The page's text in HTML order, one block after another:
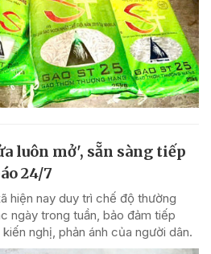
luôn mở', sẵn sàng tiếp
24/7
hiện nay duy trì chế độ thường
ngày trong tuần, bảo đảm tiếp
nghị, phản ánh của người dân.